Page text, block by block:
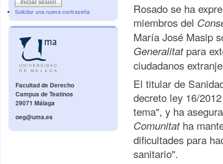
Solicitar una nueva contraseña
Facultad de Derecho
Campus de Teatinos
29071 Málaga
oeg@uma.es
Rosado se ha
miembros del
María José Masip
Generalitat para
ciudadanos
El titular de
decreto ley 16/
tema", y ha
Comunitat ha
dificultades para
sanitario".